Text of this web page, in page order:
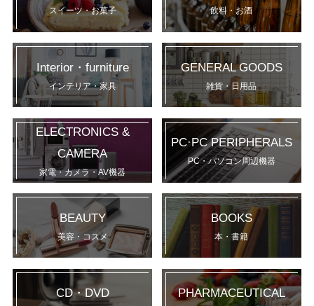
スイーツ・お菓子 飲料・お酒
Interior・furniture
インテリア・家具
GENERAL GOODS
雑貨・日用品
ELECTRONICS &
CAMERA
家電・カメラ・AV機器
PC·PC PERIPHERALS
PC・パソコン周辺機器
BEAUTY
美容・コスメ
BOOKS
本・書籍
CD・DVD PHARMACEUTICAL